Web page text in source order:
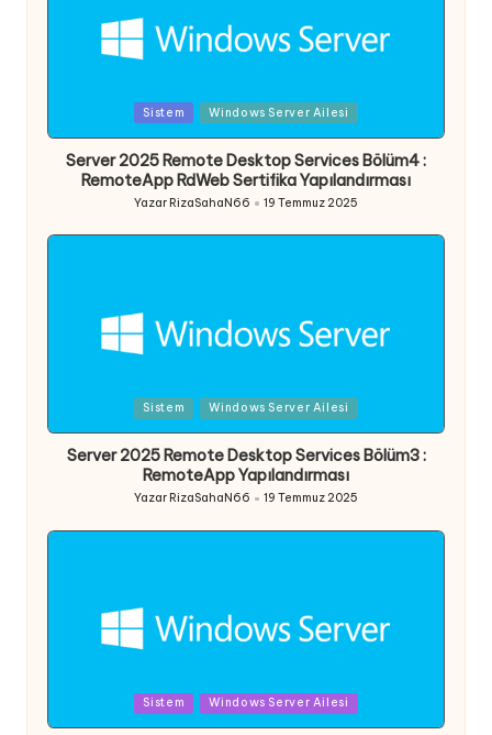
in
Sistem Windows Server Ailesi
Server 2025 Remote Desktop Services Bölüm4 :
RemoteApp RdWeb Sertifika Yapılandırması
Posted
by
Yazar RizaSahaN66 19 Temmuz 2025
in
Sistem Windows Server Ailesi
Server 2025 Remote Desktop Services Bölüm3 :
RemoteApp Yapılandırması
Yazar RizaSahaN66 19 Temmuz 2025
in
Sistem Windows Server Ailesi